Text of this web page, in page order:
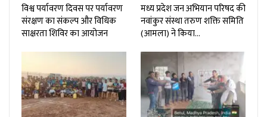
विश्व पर्यावरण दिवस पर पर्यावरण
संरक्षण का संकल्प और विधिक
साक्षरता शिविर का आयोजन
मध्य प्रदेश जन अभियान परिषद की
नवांकुर संस्था तरुण शक्ति समिति
(आमला) ने किया…